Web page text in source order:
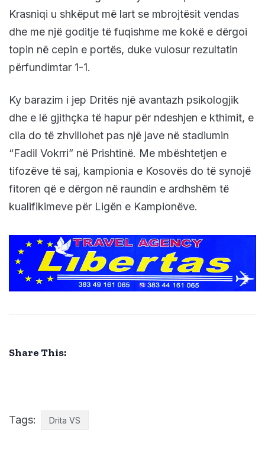
Krasniqi u shkëput më lart se mbrojtësit vendas
dhe me një goditje të fuqishme me kokë e dërgoi
topin në cepin e portës, duke vulosur rezultatin
përfundimtar 1-1.
Ky barazim i jep Dritës një avantazh psikologjik
dhe e lë gjithçka të hapur për ndeshjen e kthimit, e
cila do të zhvillohet pas një jave në stadiumin
“Fadil Vokrri” në Prishtinë. Me mbështetjen e
tifozëve të saj, kampionia e Kosovës do të synojë
fitoren që e dërgon në raundin e ardhshëm të
kualifikimeve për Ligën e Kampionëve.
Share This:
Tags: Drita VS